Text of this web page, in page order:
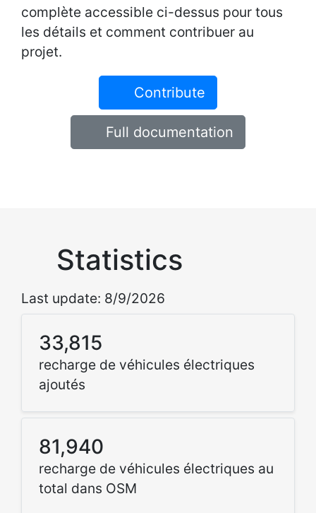
complète accessible ci-dessus pour tous
les détails et comment contribuer au
projet.
Contribute
Full documentation
Statistics
Last update: 8/9/2026
33,815
recharge de véhicules électriques
ajoutés
81,940
recharge de véhicules électriques au
total dans OSM